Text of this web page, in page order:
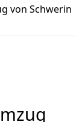
von Schwerin